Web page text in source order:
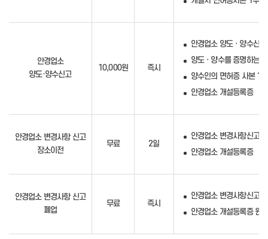
안경업소
양도·양수신고
10,000원 즉시
안경업소 양도ㆍ양수신고
양도ㆍ양수를 증명하는
양수인의 면허증 사본 1부
안경업소 개설등록증
안경업소 변경사항 신고
장소이전
무료 2일
안경업소 변경사항신고서
안경업소 개설등록증
안경업소 변경사항 신고
폐업
무료 즉시
안경업소 변경사항신고서
안경업소 개설등록증 원